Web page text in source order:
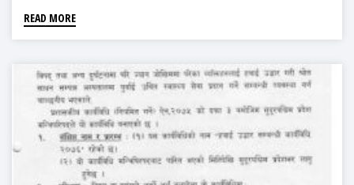
READ MORE